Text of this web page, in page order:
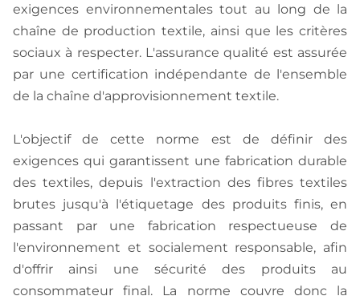
exigences environnementales tout au long de la
chaîne de production textile, ainsi que les critères
sociaux à respecter. L'assurance qualité est assurée
par une certification indépendante de l'ensemble
de la chaîne d'approvisionnement textile.
L'objectif de cette norme est de définir des
exigences qui garantissent une fabrication durable
des textiles, depuis l'extraction des fibres textiles
brutes jusqu'à l'étiquetage des produits finis, en
passant par une fabrication respectueuse de
l'environnement et socialement responsable, afin
d'offrir ainsi une sécurité des produits au
consommateur final. La norme couvre donc la